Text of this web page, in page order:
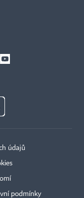
údajů
podmínky